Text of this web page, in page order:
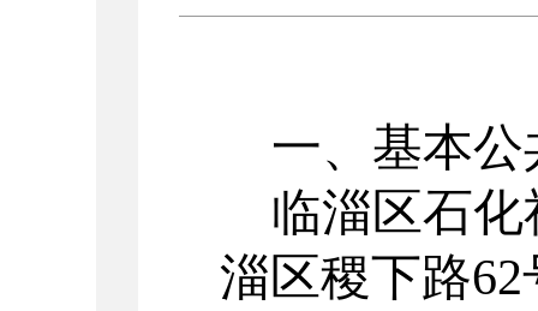
一、基本
临淄区石
淄区稷下路